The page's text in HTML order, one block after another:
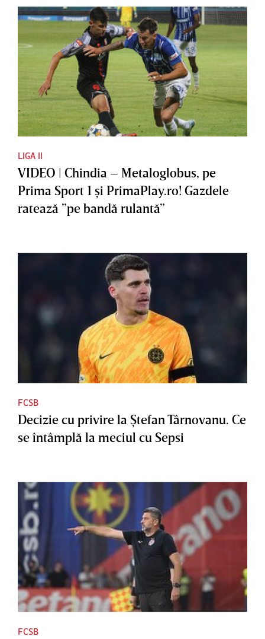
LIGA II
VIDEO | Chindia – Metaloglobus, pe
Prima Sport 1 şi PrimaPlay.ro! Gazdele
ratează ”pe bandă rulantă”
FCSB
Decizie cu privire la Ştefan Târnovanu. Ce
se întâmplă la meciul cu Sepsi
FCSB